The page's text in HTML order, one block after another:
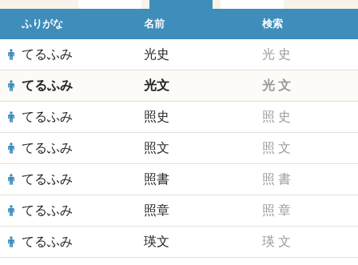
ふりがな 名前 検索
てるふみ 光史 光 史
てるふみ 光文 光 文
てるふみ 照史 照 史
てるふみ 照文 照 文
てるふみ 照書 照 書
てるふみ 照章 照 章
てるふみ 瑛文 瑛 文